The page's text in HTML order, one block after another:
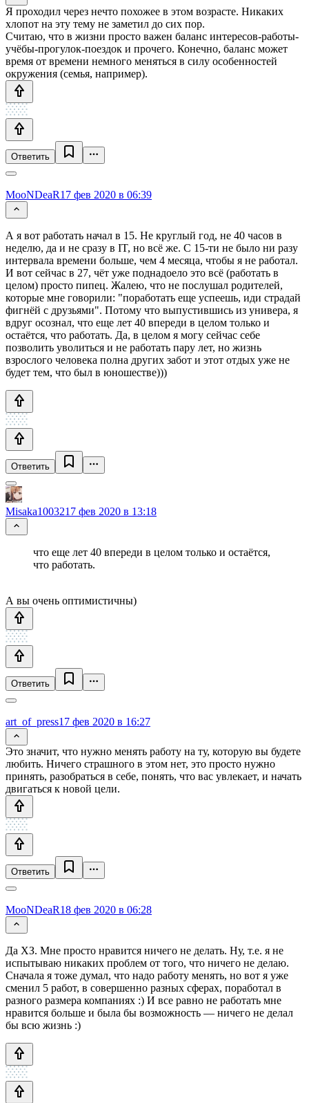
Я проходил через нечто похожее в этом возрасте. Никаких
хлопот на эту тему не заметил до сих пор.
Считаю, что в жизни просто важен баланс интересов-работы-
учёбы-прогулок-поездок и прочего. Конечно, баланс может
время от времени немного меняться в силу особенностей
окружения (семья, например).
Ответить
MooNDeaR17 фев 2020 в 06:39
А я вот работать начал в 15. Не круглый год, не 40 часов в
неделю, да и не сразу в IT, но всё же. С 15-ти не было ни разу
интервала времени больше, чем 4 месяца, чтобы я не работал.
И вот сейчас в 27, чёт уже поднадоело это всё (работать в
целом) просто пипец. Жалею, что не послушал родителей,
которые мне говорили: "поработать еще успеешь, иди страдай
фигнёй с друзьями". Потому что выпустившись из универа, я
вдруг осознал, что еще лет 40 впереди в целом только и
остаётся, что работать. Да, в целом я могу сейчас себе
позволить уволиться и не работать пару лет, но жизнь
взрослого человека полна других забот и этот отдых уже не
будет тем, что был в юношестве)))
Ответить
Misaka1003217 фев 2020 в 13:18
что еще лет 40 впереди в целом только и остаётся,
что работать.
А вы очень оптимистичны)
Ответить
art_of_press17 фев 2020 в 16:27
Это значит, что нужно менять работу на ту, которую вы будете
любить. Ничего страшного в этом нет, это просто нужно
принять, разобраться в себе, понять, что вас увлекает, и начать
двигаться к новой цели.
Ответить
MooNDeaR18 фев 2020 в 06:28
Да ХЗ. Мне просто нравится ничего не делать. Ну, т.е. я не
испытываю никаких проблем от того, что ничего не делаю.
Сначала я тоже думал, что надо работу менять, но вот я уже
сменил 5 работ, в совершенно разных сферах, поработал в
разного размера компаниях :) И все равно не работать мне
нравится больше и была бы возможность — ничего не делал
бы всю жизнь :)